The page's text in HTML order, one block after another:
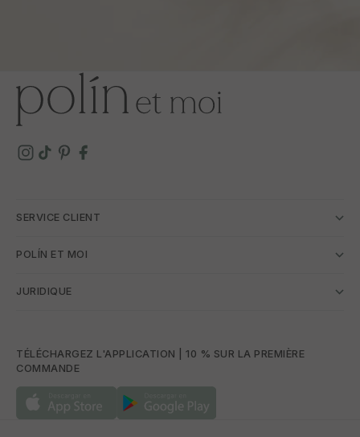
SERVICE CLIENT
POLÍN ET MOI
JURIDIQUE
TÉLÉCHARGEZ L'APPLICATION | 10 % SUR LA PREMIÈRE
COMMANDE